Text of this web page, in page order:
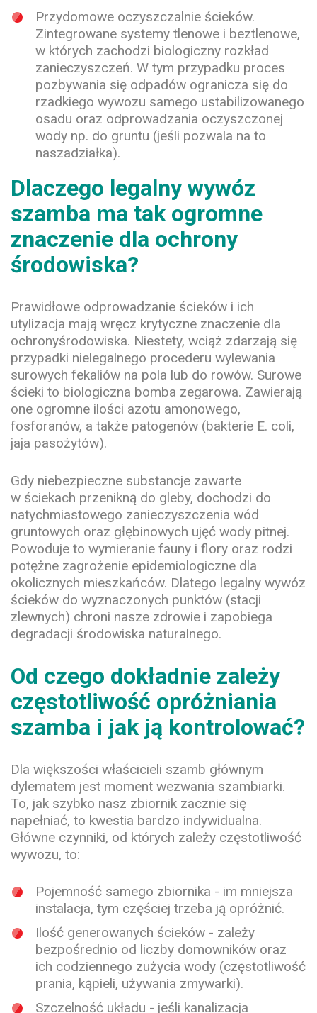
Przydomowe oczyszczalnie ścieków.
Zintegrowane systemy tlenowe i beztlenowe,
w których zachodzi biologiczny rozkład
zanieczyszczeń. W tym przypadku proces
pozbywania się odpadów ogranicza się do
rzadkiego wywozu samego ustabilizowanego
osadu oraz odprowadzania oczyszczonej
wody np. do gruntu (jeśli pozwala na to
naszadziałka).
Dlaczego legalny wywóz
szamba ma tak ogromne
znaczenie dla ochrony
środowiska?
Prawidłowe odprowadzanie ścieków i ich
utylizacja mają wręcz krytyczne znaczenie dla
ochronyśrodowiska. Niestety, wciąż zdarzają się
przypadki nielegalnego procederu wylewania
surowych fekaliów na pola lub do rowów. Surowe
ścieki to biologiczna bomba zegarowa. Zawierają
one ogromne ilości azotu amonowego,
fosforanów, a także patogenów (bakterie E. coli,
jaja pasożytów).
Gdy niebezpieczne substancje zawarte
w ściekach przenikną do gleby, dochodzi do
natychmiastowego zanieczyszczenia wód
gruntowych oraz głębinowych ujęć wody pitnej.
Powoduje to wymieranie fauny i flory oraz rodzi
potężne zagrożenie epidemiologiczne dla
okolicznych mieszkańców. Dlatego legalny wywóz
ścieków do wyznaczonych punktów (stacji
zlewnych) chroni nasze zdrowie i zapobiega
degradacji środowiska naturalnego.
Od czego dokładnie zależy
częstotliwość opróżniania
szamba i jak ją kontrolować?
Dla większości właścicieli szamb głównym
dylematem jest moment wezwania szambiarki.
To, jak szybko nasz zbiornik zacznie się
napełniać, to kwestia bardzo indywidualna.
Główne czynniki, od których zależy częstotliwość
wywozu, to:
Pojemność samego zbiornika - im mniejsza
instalacja, tym częściej trzeba ją opróżnić.
Ilość generowanych ścieków - zależy
bezpośrednio od liczby domowników oraz
ich codziennego zużycia wody (częstotliwość
prania, kąpieli, używania zmywarki).
Szczelność układu - jeśli kanalizacja